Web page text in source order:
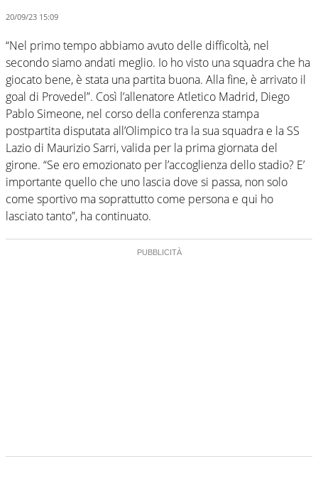
20/09/23 15:09
“Nel primo tempo abbiamo avuto delle difficoltà, nel
secondo siamo andati meglio. Io ho visto una squadra che ha
giocato bene, è stata una partita buona. Alla fine, è arrivato il
goal di Provedel”. Così l’allenatore Atletico Madrid, Diego
Pablo Simeone, nel corso della conferenza stampa
postpartita disputata all’Olimpico tra la sua squadra e la SS
Lazio di Maurizio Sarri, valida per la prima giornata del
girone. “Se ero emozionato per l’accoglienza dello stadio? E’
importante quello che uno lascia dove si passa, non solo
come sportivo ma soprattutto come persona e qui ho
lasciato tanto”, ha continuato.